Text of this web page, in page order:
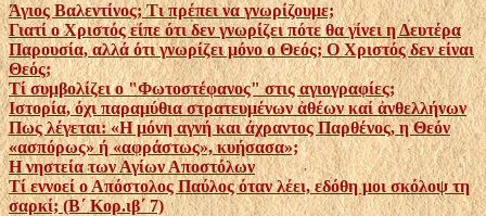
Άγιος Βαλεντίνος; Τι πρέπει να γνωρίζουμε;
Γιατί ο Χριστός είπε ότι δεν γνωρίζει πότε θα γίνει η Δευτέρα
Παρουσία, αλλά ότι γνωρίζει μόνο ο Θεός; Ο Χριστός δεν είναι
Θεός;
Τί συμβολίζει ο "Φωτοστέφανος" στις αγιογραφίες;
Ιστορία, όχι παραμύθια στρατευμένων ἀθέων καί ἀνθελλήνων
Πως λέγεται: «Η μόνη αγνή και άχραντος Παρθένος, η Θεόν
«ασπόρως» ή «αφράστως», κυήσασα»;
Η νηστεία των Αγίων Αποστόλων
Τί εννοεί ο Απόστολος Παύλος όταν λέει, εδόθη μοι σκόλοψ τη
σαρκί; (Β΄ Κορ.ιβ΄ 7)